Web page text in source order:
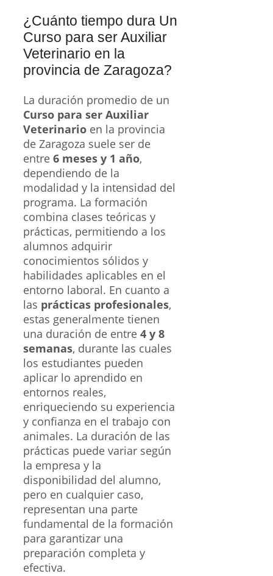
¿Cuánto tiempo dura Un
Curso para ser Auxiliar
Veterinario en la
provincia de Zaragoza?
La duración promedio de un
Curso para ser Auxiliar
Veterinario en la provincia
de Zaragoza suele ser de
entre 6 meses y 1 año,
dependiendo de la
modalidad y la intensidad del
programa. La formación
combina clases teóricas y
prácticas, permitiendo a los
alumnos adquirir
conocimientos sólidos y
habilidades aplicables en el
entorno laboral. En cuanto a
las prácticas profesionales,
estas generalmente tienen
una duración de entre 4 y 8
semanas, durante las cuales
los estudiantes pueden
aplicar lo aprendido en
entornos reales,
enriqueciendo su experiencia
y confianza en el trabajo con
animales. La duración de las
prácticas puede variar según
la empresa y la
disponibilidad del alumno,
pero en cualquier caso,
representan una parte
fundamental de la formación
para garantizar una
preparación completa y
efectiva.